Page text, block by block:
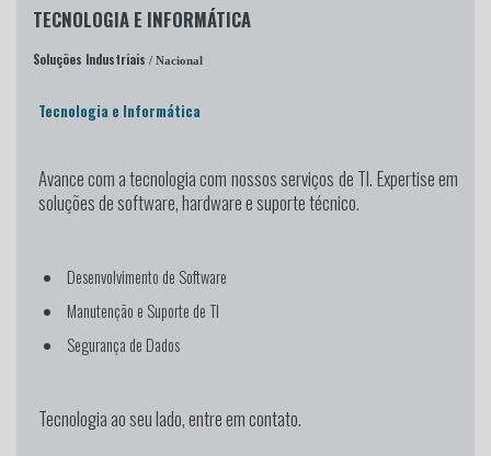
TECNOLOGIA E INFORMÁTICA
Soluções Industriais / Nacional
Tecnologia e Informática
Avance com a tecnologiacom nossos serviços de TI. Expertise em
soluções de software, hardware e suporte técnico.
Desenvolvimento de Software
Manutenção e Suporte de TI
Segurança de Dados
Tecnologia ao seu lado, entre em contato.